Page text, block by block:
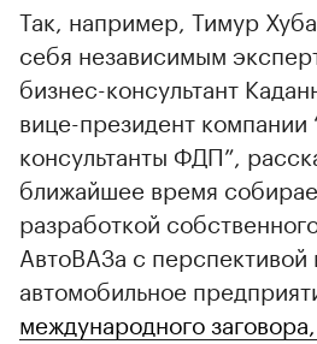
Так, например, Тимур
себя независимым
бизнес-консультант
вице-президент
консультанты ФДП”,
ближайшее время
разработкой
АвтоВАЗа с перспективой
автомобильное
международного